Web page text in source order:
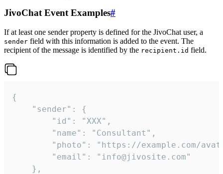
JivoChat Event Examples#
If at least one sender property is defined for the JivoChat user, a
sender field with this information is added to the event. The
recipient of the message is identified by the recipient.id field.
{